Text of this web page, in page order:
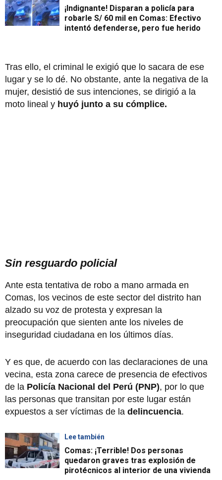
¡Indignante! Disparan a policía para
robarle S/ 60 mil en Comas: Efectivo
intentó defenderse, pero fue herido
Tras ello, el criminal le exigió que lo sacara de ese
lugar y se lo dé. No obstante, ante la negativa de la
mujer, desistió de sus intenciones, se dirigió a la
moto lineal y huyó junto a su cómplice.
Sin resguardo policial
Ante esta tentativa de robo a mano armada en
Comas, los vecinos de este sector del distrito han
alzado su voz de protesta y expresan la
preocupación que sienten ante los niveles de
inseguridad ciudadana en los últimos días.
Y es que, de acuerdo con las declaraciones de una
vecina, esta zona carece de presencia de efectivos
de la Policía Nacional del Perú (PNP), por lo que
las personas que transitan por este lugar están
expuestos a ser víctimas de la delincuencia.
Lee también
Comas: ¡Terrible! Dos personas
quedaron graves tras explosión de
pirotécnicos al interior de una vivienda